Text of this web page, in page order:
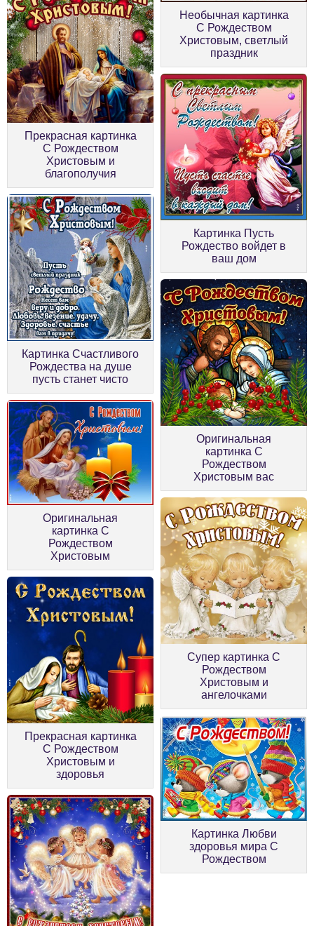
Прекрасная картинка
С Рождеством
Христовым и
благополучия
Необычная картинка
С Рождеством
Христовым, светлый
праздник
Картинка Счастливого
Рождества на душе
пусть станет чисто
Картинка Пусть
Рождество войдет в
ваш дом
Оригинальная
картинка С
Рождеством
Христовым
Оригинальная
картинка С
Рождеством
Христовым вас
Прекрасная картинка
С Рождеством
Христовым и
здоровья
Супер картинка С
Рождеством
Христовым и
ангелочками
Картинка Любви
здоровья мира С
Рождеством